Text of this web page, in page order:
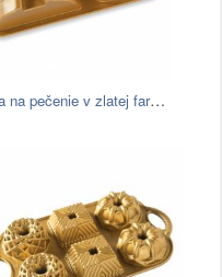
Forma na pečenie v zlatej farbe v tvare…